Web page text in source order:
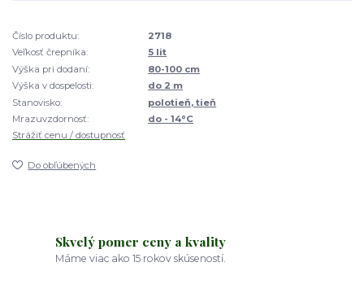
Číslo produktu:
2718
Veľkosť črepníka:
5 lit
Výška pri dodaní:
80-100 cm
Výška v dospelosti:
do 2 m
Stanovisko:
polotieň, tieň
Mrazuvzdornosť:
do - 14°C
Strážiť cenu / dostupnosť
Do obľúbených
Skvelý pomer ceny a kvality
Máme viac ako 15 rokov skúseností.